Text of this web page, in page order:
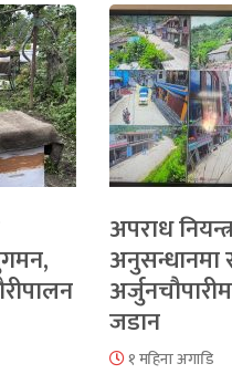
अपराध
अनुसन्धानमा
जडान
१ महिना अगाडि